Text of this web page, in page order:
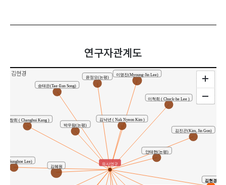
연구자관계도
김현경
박우람(논평)
안태현(논평)
윤정모(논평)
강창희 ( Changhui Kang ) 김낙년 ( Nak Nyeon Kim )
김진곤(Kim, Jin Gon)
김혜원
송태은(Tae-Eun Song)
이명진(Myoung-Jin Lee)
회(Sunghoe Lee)
이척희 ( Chuck-he Lee )
김현경
유사연구